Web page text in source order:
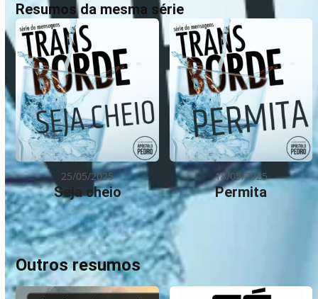
Resumos da mesma série
25/05/2025
Seja cheio
18/05/2025
Permita
Outros resumos